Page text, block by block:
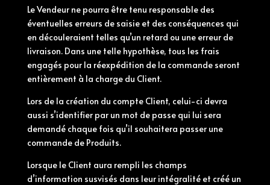
Le Vendeur ne pourra être tenu responsable des
éventuelles erreurs de saisie et des conséquences qui
en découleraient telles qu’un retard ou une erreur de
livraison. Dans une telle hypothèse, tous les frais
engagés pour la réexpédition de la commande seront
entièrement à la charge du Client.
Lors de la création du compte Client, celui-ci devra
aussi s’identifier par un mot de passe qui lui sera
demandé chaque fois qu’il souhaitera passer une
commande de Produits.
Lorsque le Client aura rempli les champs
d’information susvisés dans leur intégralité et créé un